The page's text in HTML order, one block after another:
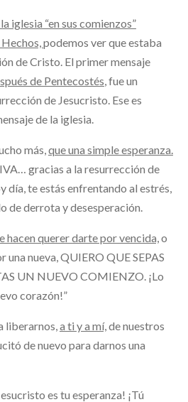
iglesia “en sus comienzos”
podemos ver que estaba
de Cristo. El primer mensaje
de Pentecostés , fue un
de Jesucristo. Ese es
de la iglesia.
más, que una simple esperanza.
gracias a la resurrección de
día, te estás enfrentando al estrés,
de derrota y desesperación.
hacen querer darte por vencida, o
nueva, QUIERO QUE SEPAS
UN NUEVO COMIENZO. ¡Lo
corazón!”
liberarnos, a ti y a mí, de nuestros
de nuevo para darnos una
es tu esperanza! ¡Tú